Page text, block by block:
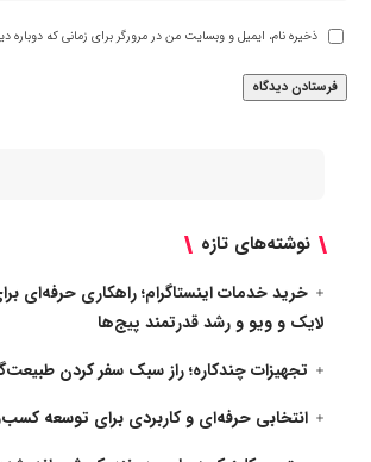
ذخیره نام، ایمیل و وبسایت من در مرورگر برای زمانی که دوباره
نوشته‌های تازه
خرید خدمات اینستاگرام؛ راهکاری حرفه‌ای
لایک و ویو و رشد قدرتمند پیج‌ها
تجهیزات چندکاره؛ راز سبک سفر کردن
انتخابی حرفه‌ای و کاربردی برای توسعه